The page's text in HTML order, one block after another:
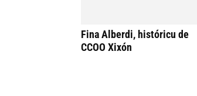
Fina Alberdi, históricu de
CCOO Xixón